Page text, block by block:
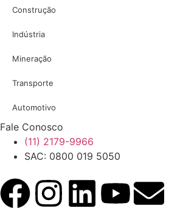
Construção
Indústria
Mineração
Transporte
Automotivo
Fale Conosco
(11) 2179-9966
SAC: 0800 019 5050